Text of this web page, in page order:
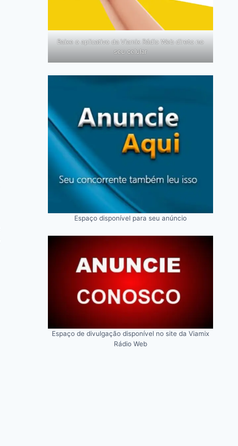
Baixe o aplicativo da Viamix Rádio Web direto no
seu celular
Espaço disponível para seu anúncio
Espaço de divulgação disponível no site da Viamix
Rádio Web